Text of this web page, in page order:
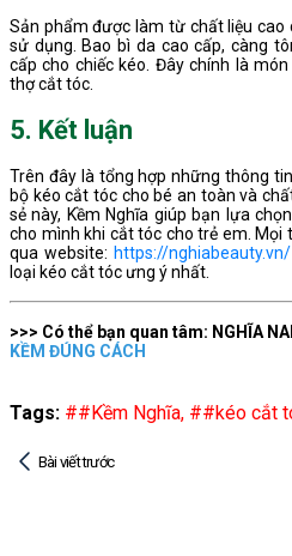
Sản phẩm được làm từ chất liệu cao
sử dụng. Bao bì da cao cấp, càng
cấp cho chiếc kéo. Đây chính là
thợ cắt tóc.
5. Kết luận
Trên đây là tổng hợp những thông
bộ kéo cắt tóc cho bé an toàn và
sẻ này, Kềm Nghĩa giúp bạn lựa
cho mình khi cắt tóc cho trẻ em. Mọi
qua website: https://nghiabeauty.vn/
loại kéo cắt tóc ưng ý nhất.
>>> Có thể bạn quan tâm: NGHĨA
KỀM ĐÚNG CÁCH
Tags: ##Kềm Nghĩa, ##kéo cắt
Bài viết trước